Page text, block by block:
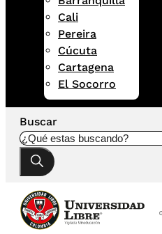
Cali
Pereira
Cúcuta
Cartagena
El Socorro
Buscar